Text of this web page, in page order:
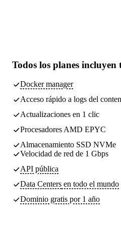
Todos los planes incluyen
Docker manager
Acceso rápido a logs del
Actualizaciones en 1 clic
Procesadores AMD EPYC
Almacenamiento SSD NVMe
Velocidad de red de 1 Gbps
API pública
Data Centers en todo el mundo
Dominio gratis por 1 año